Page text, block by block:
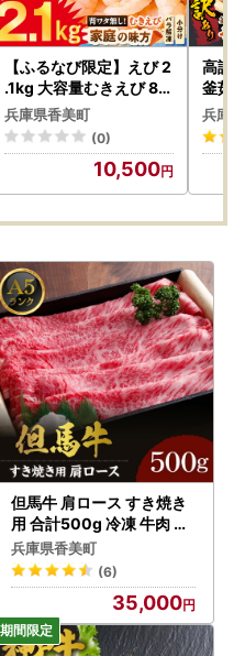
発送元事業者へ返品された
お早めにお受け取りいただ
なります。
ご希望の方は、下記のお問い
すようお願いいたします。
ご連絡いただくタイミング
中身や状態をご確認いただ
たら、大変お手数ではござ
を添付の上ご連絡いただき
経過した後のご連絡につき
ございますのであらかじめ
特例申請書類(要望された
いただきました後、３週
たします。
は1か月程度を要する場合
【ふるなび限定】えび 2
.1kg 大容量むきえび 88
-01 FN-Limited-PR
兵庫県香美町
(0)
10,500
高評
釜茹
0g×8
11月
カニ
兵庫
但馬牛 肩ロース すき焼き
用 合計500g 冷凍 牛肉 02
-06
兵庫県香美町
(6)
35,000